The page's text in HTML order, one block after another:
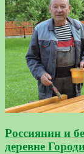
Россиянин и
деревне